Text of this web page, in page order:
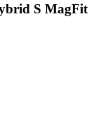
S MagFit